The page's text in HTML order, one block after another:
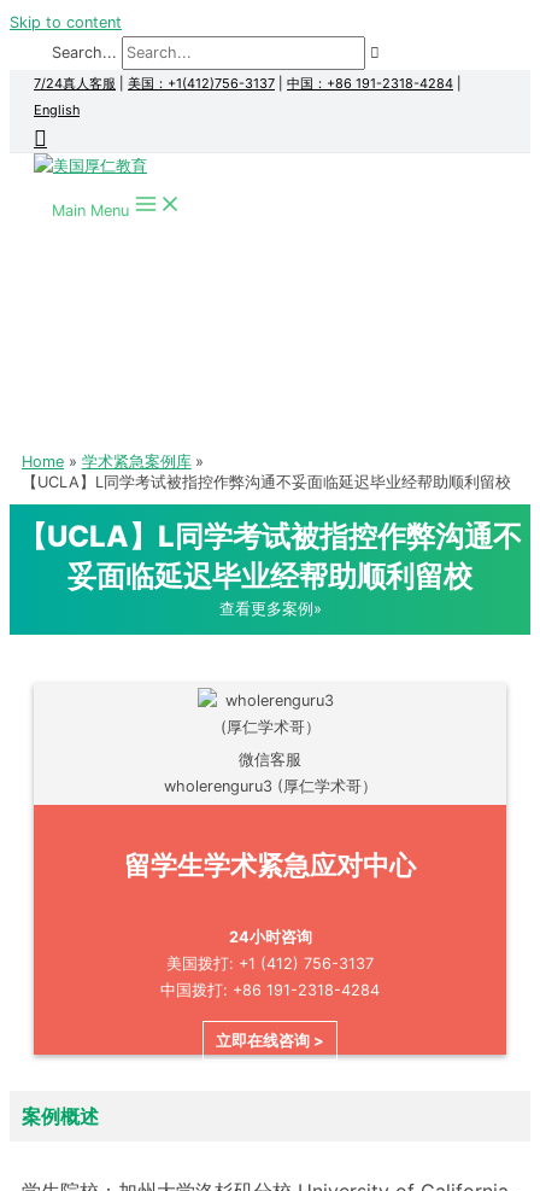
Skip to content
Search...
7/24真人客服 美国：+1(412)756-3137 中国：+86 191-2318-4284
English
Main Menu
Home
学术紧急案例库
【UCLA】L同学考试被指控作弊沟通不妥面临延迟毕业经帮助顺利留校
【UCLA】L同学考试被指控作弊沟通不
妥面临延迟毕业经帮助顺利留校
查看更多案例»
微信客服
wholerenguru3 (厚仁学术哥）
留学生学术紧急应对中心
24小时咨询
美国拨打: +1 (412) 756-3137
中国拨打: +86 191-2318-4284
立即在线咨询 >
案例概述